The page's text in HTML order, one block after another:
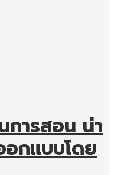
ารสอน น่า
อกแบบโดย